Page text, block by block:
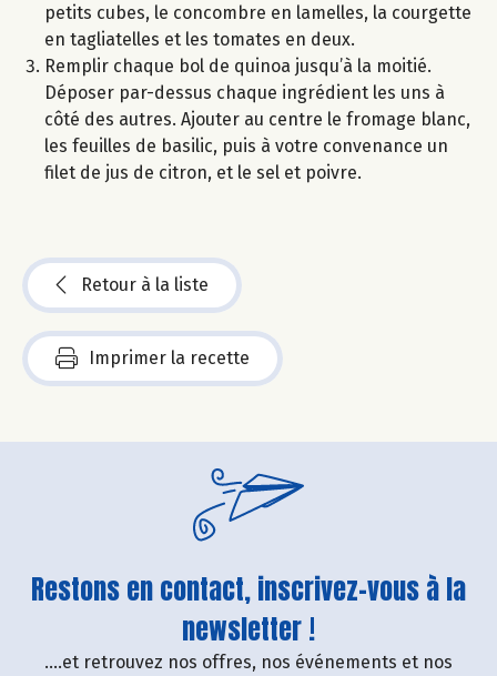
petits cubes, le concombre en lamelles, la courgette
en tagliatelles et les tomates en deux.
Remplir chaque bol de quinoa jusqu’à la moitié.
Déposer par-dessus chaque ingrédient les uns à
côté des autres. Ajouter au centre le fromage blanc,
les feuilles de basilic, puis à votre convenance un
filet de jus de citron, et le sel et poivre.
Retour à la liste
Imprimer la recette
Restons en contact, inscrivez-vous à la
newsletter !
....et retrouvez nos offres, nos événements et nos